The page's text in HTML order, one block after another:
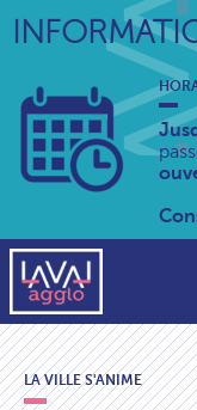
LA VILLE S'ANIME